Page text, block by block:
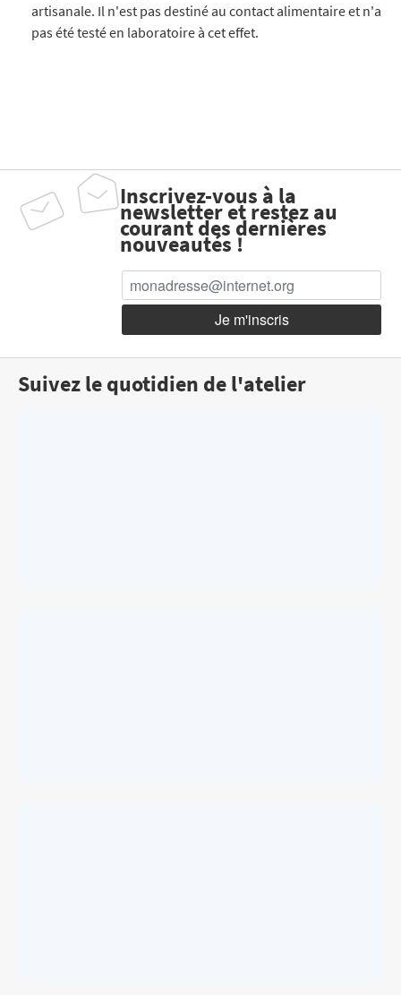
artisanale. Il n'est pas destiné au contact alimentaire et n'a
pas été testé en laboratoire à cet effet.
Inscrivez-vous à la
newsletter et restez au
courant des dernières
nouveautés !
Suivez le quotidien de l'atelier